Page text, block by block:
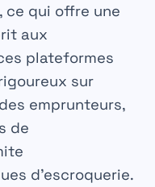
qui offre une
aux
plateformes
sur
emprunteurs,
de
d’escroquerie.